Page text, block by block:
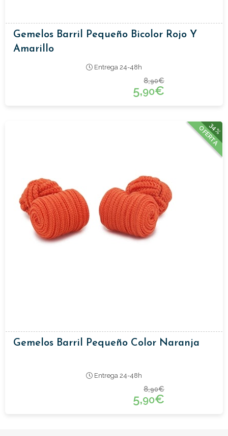
Gemelos Barril Pequeño Bicolor Rojo Y
Amarillo
Entrega 24-48h
8,90€
5,90€
34%
OFERTA
Gemelos Barril Pequeño Color Naranja
Entrega 24-48h
8,90€
5,90€